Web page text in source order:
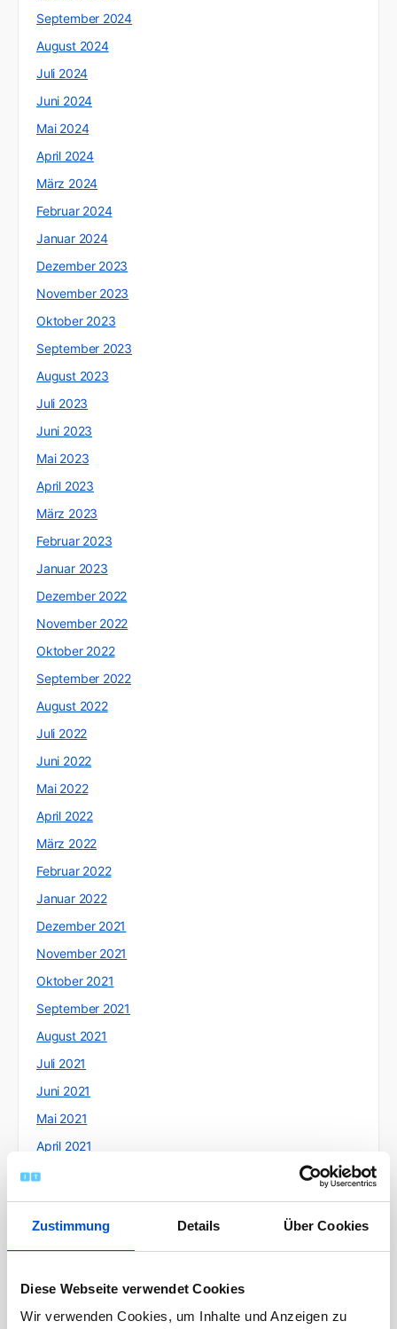
Zustimmung Details Über Cookies
Diese Webseite verwendet Cookies
Wir verwenden Cookies, um Inhalte und Anzeigen zu
September 2024
August 2024
Juli 2024
Juni 2024
Mai 2024
April 2024
März 2024
Februar 2024
Januar 2024
Dezember 2023
November 2023
Oktober 2023
September 2023
August 2023
Juli 2023
Juni 2023
Mai 2023
April 2023
März 2023
Februar 2023
Januar 2023
Dezember 2022
November 2022
Oktober 2022
September 2022
August 2022
Juli 2022
Juni 2022
Mai 2022
April 2022
März 2022
Februar 2022
Januar 2022
Dezember 2021
November 2021
Oktober 2021
September 2021
August 2021
Juli 2021
Juni 2021
Mai 2021
April 2021
März 2021
Februar 2021
Januar 2021
Dezember 2020
November 2020
Oktober 2020